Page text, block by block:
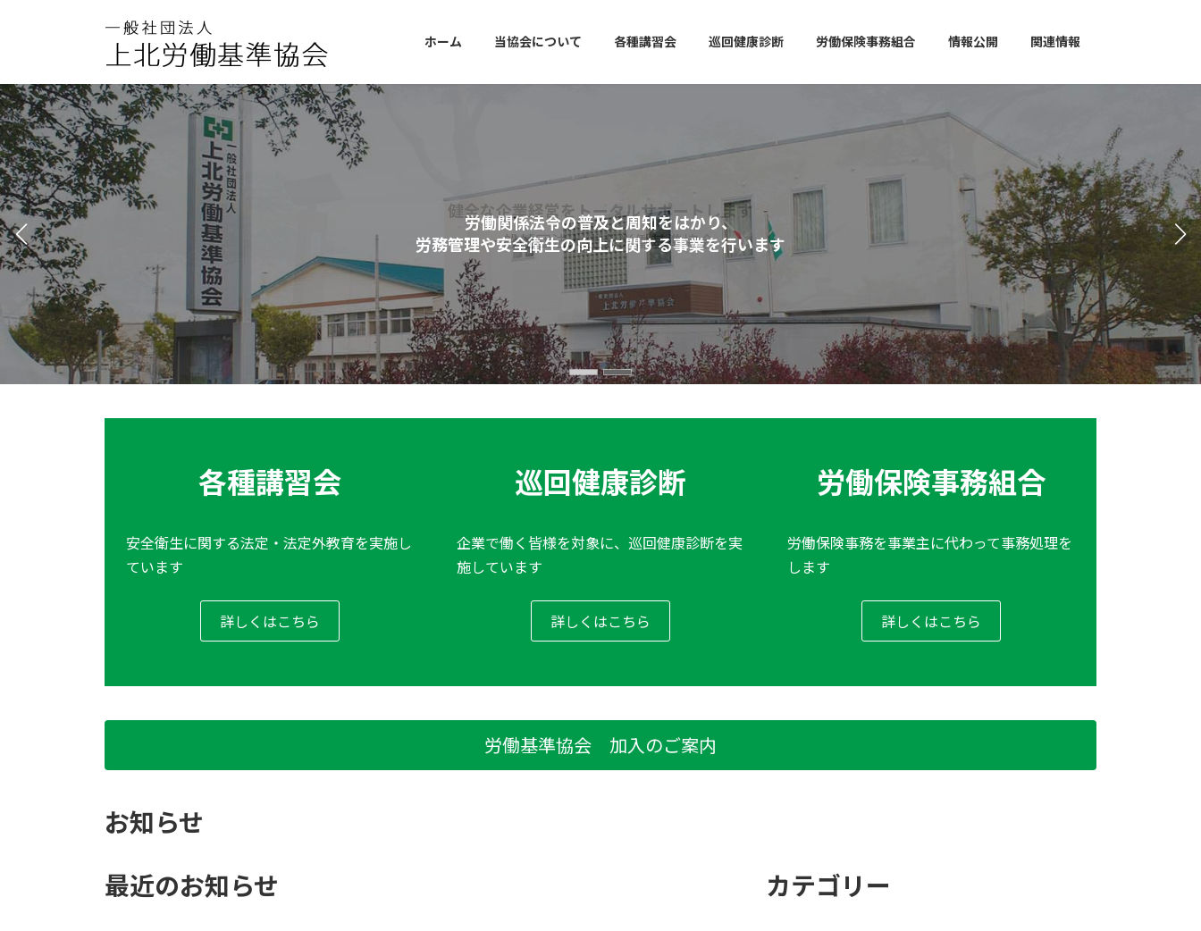
ツ
へ
ス
キ
ッ
プ
シ
ョ
ン
に
移
動
ホーム 当協会について 各種講習会 巡回健康診断 労働保険事務組合 情報公開 関連情報
健全な企業経営をトータルサポートします
一般社団法人 上北労働基準協会
労働関係法令の普及と周知をはかり、
労務管理や安全衛生の向上に関する事業を行います
各種講習会
安全衛生に関する法定・法定外教育を実施し
ています
詳しくはこちら
巡回健康診断
企業で働く皆様を対象に、巡回健康診断を実
施しています
詳しくはこちら
労働保険事務組合
労働保険事務を事業主に代わって事務処理を
します
詳しくはこちら
労働基準協会 加入のご案内
お知らせ
最近のお知らせ カテゴリー